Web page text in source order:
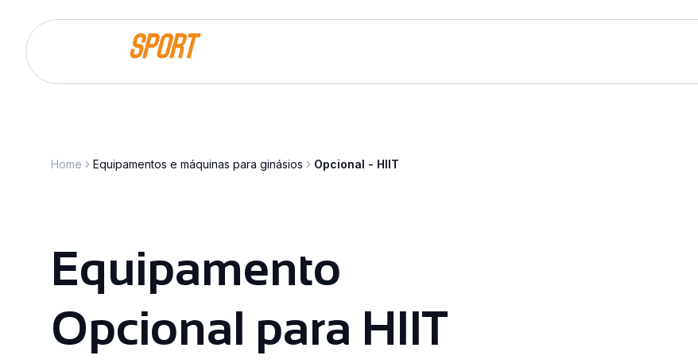
Saltar para o conteúdo
Home Equipamentos e máquinas para ginásios Opcional - HIIT
Equipamento
Opcional para HIIT